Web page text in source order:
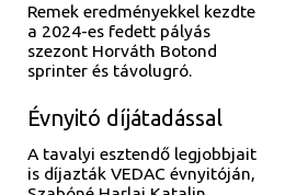
Remek eredményekkel kezdte
a 2024-es fedett pályás
szezont Horváth Botond
sprinter és távolugró.
Évnyitó díjátadással
A tavalyi esztendő legjobbjait
is díjazták VEDAC évnyitóján,